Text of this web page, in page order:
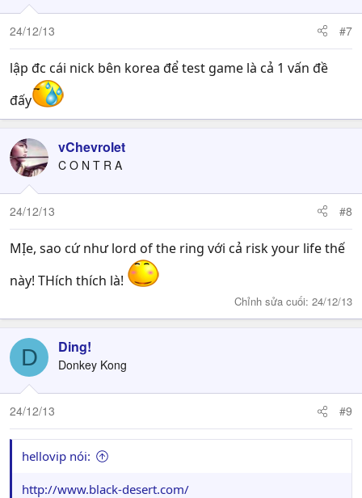
24/12/13 #7
lập đc cái nick bên korea để test game là cả 1 vấn đề
đấy
vChevrolet
C O N T R A
24/12/13 #8
MỊe, sao cứ như lord of the ring với cả risk your life thế
này! THích thích là!
Chỉnh sửa cuối: 24/12/13
D Ding!
Donkey Kong
24/12/13 #9
hellovip nói:
http://www.black-desert.com/